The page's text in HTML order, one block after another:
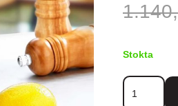
Stokta
Evimsaray
Luna